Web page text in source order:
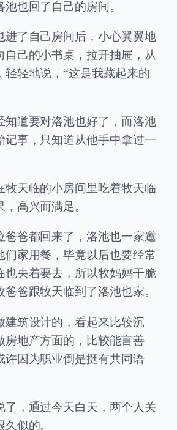
也回了自己的房间。
进了自己房间后，小心翼翼地
自己的小书桌，拉开抽屉，从
轻轻地说，“这是我藏起来的
知道要对洛池也好了，而洛池
记事，只知道从他手中拿过一
牧天临的小房间里吃着牧天临
高兴而满足。
爸爸都回来了，洛池也一家邀
们家用餐，毕竟以后也要经常
也央着要去，所以牧妈妈干脆
爸跟牧天临到了洛池也家。
建筑设计的，看起来比较沉
房地产方面的，比较能言善
许因为职业倒是挺有共同语
了，通过今天白天，两个人关
似的。